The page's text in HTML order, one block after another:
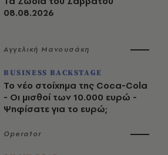
08.08.2026
Αγγελική Μανουσάκη
BUSINESS BACKSTAGE
Το νέο στοίχημα της Coca-Cola
- Οι μισθοί των 10.000 ευρώ -
Ψηφίσατε για το ευρώ;
Operator